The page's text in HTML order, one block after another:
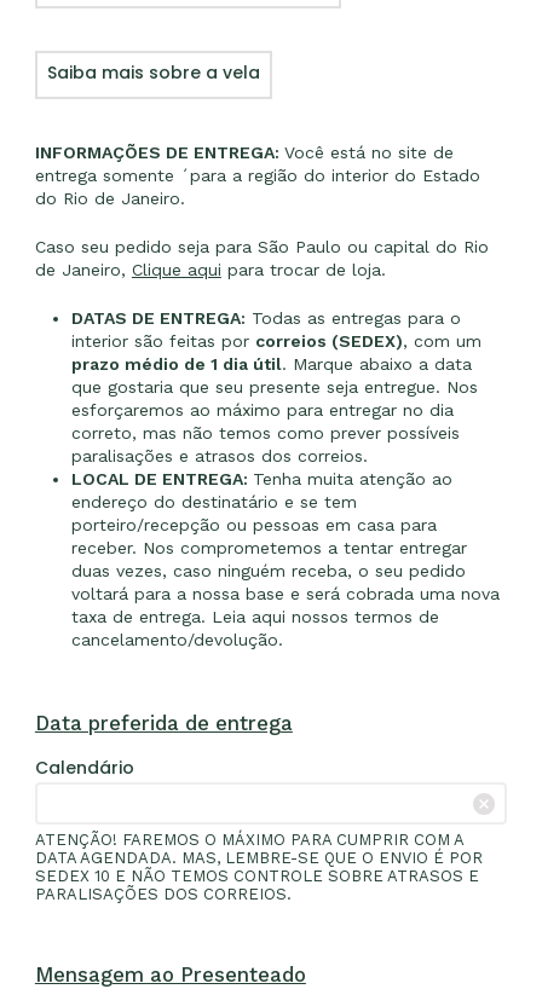
Saiba mais sobre a vela
INFORMAÇÕES DE ENTREGA: Você está no site de
entrega somente ´para a região do interior do Estado
do Rio de Janeiro.
Caso seu pedido seja para São Paulo ou capital do Rio
de Janeiro, Clique aqui para trocar de loja.
DATAS DE ENTREGA: Todas as entregas para o
interior são feitas por correios (SEDEX), com um
prazo médio de 1 dia útil. Marque abaixo a data
que gostaria que seu presente seja entregue. Nos
esforçaremos ao máximo para entregar no dia
correto, mas não temos como prever possíveis
paralisações e atrasos dos correios.
LOCAL DE ENTREGA: Tenha muita atenção ao
endereço do destinatário e se tem
porteiro/recepção ou pessoas em casa para
receber. Nos comprometemos a tentar entregar
duas vezes, caso ninguém receba, o seu pedido
voltará para a nossa base e será cobrada uma nova
taxa de entrega. Leia aqui nossos termos de
cancelamento/devolução.
Data preferida de entrega
Calendário
ATENÇÃO! FAREMOS O MÁXIMO PARA CUMPRIR COM A
DATA AGENDADA. MAS, LEMBRE-SE QUE O ENVIO É POR
SEDEX 10 E NÃO TEMOS CONTROLE SOBRE ATRASOS E
PARALISAÇÕES DOS CORREIOS.
Mensagem ao Presenteado